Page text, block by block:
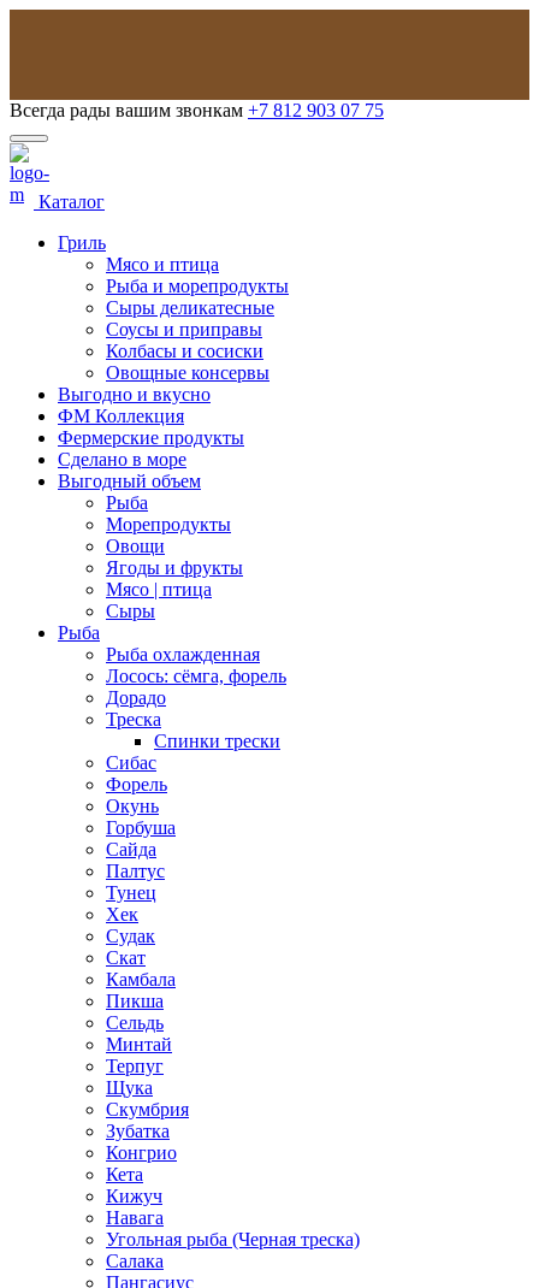
Всегда рады вашим звонкам +7 812 903 07 75
Каталог
Гриль
Мясо и птица
Рыба и морепродукты
Сыры деликатесные
Соусы и приправы
Колбасы и сосиски
Овощные консервы
Выгодно и вкусно
ФМ Коллекция
Фермерские продукты
Сделано в море
Выгодный объем
Рыба
Морепродукты
Овощи
Ягоды и фрукты
Мясо | птица
Сыры
Рыба
Рыба охлажденная
Лосось: сёмга, форель
Дорадо
Треска
Спинки трески
Сибас
Форель
Окунь
Горбуша
Сайда
Палтус
Тунец
Хек
Судак
Скат
Камбала
Пикша
Сельдь
Минтай
Терпуг
Щука
Скумбрия
Зубатка
Конгрио
Кета
Кижуч
Навага
Угольная рыба (Черная треска)
Салака
Пангасиус